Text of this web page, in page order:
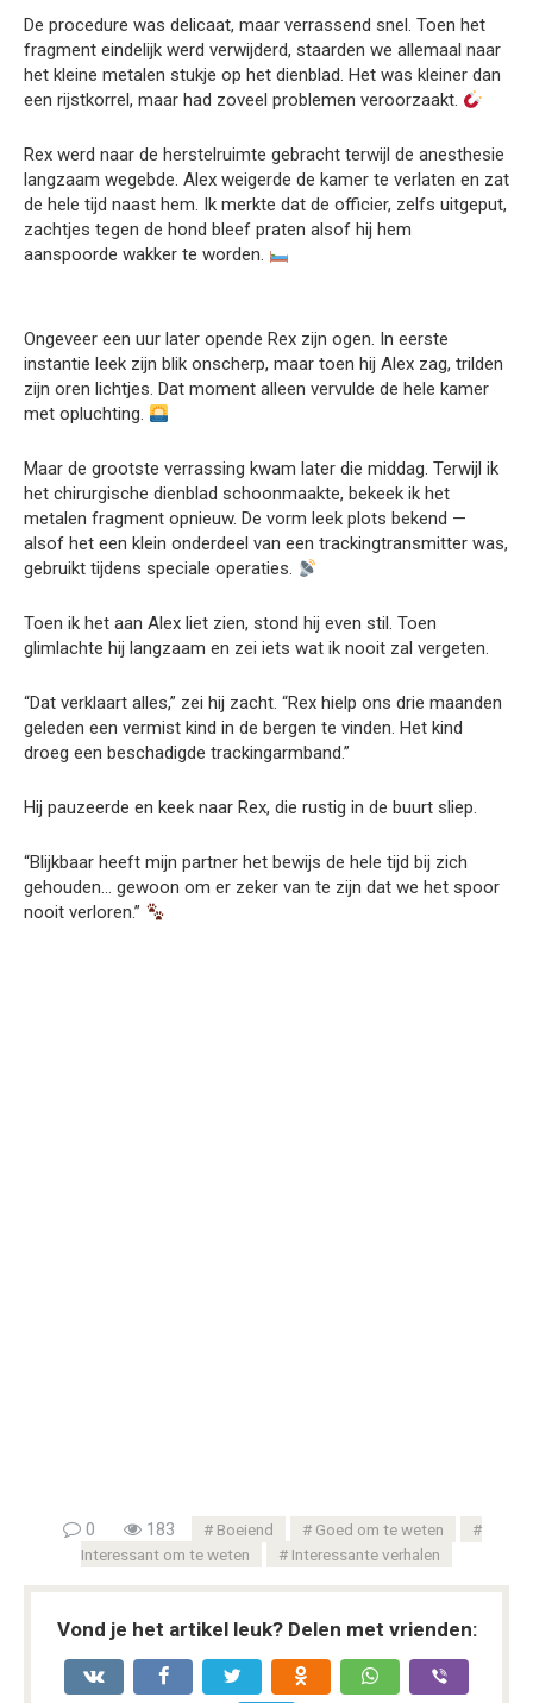
De procedure was delicaat, maar verrassend snel. Toen het
fragment eindelijk werd verwijderd, staarden we allemaal naar
het kleine metalen stukje op het dienblad. Het was kleiner dan
een rijstkorrel, maar had zoveel problemen veroorzaakt.
Rex werd naar de herstelruimte gebracht terwijl de anesthesie
langzaam wegebde. Alex weigerde de kamer te verlaten en zat
de hele tijd naast hem. Ik merkte dat de officier, zelfs uitgeput,
zachtjes tegen de hond bleef praten alsof hij hem
aanspoorde wakker te worden.
Ongeveer een uur later opende Rex zijn ogen. In eerste
instantie leek zijn blik onscherp, maar toen hij Alex zag, trilden
zijn oren lichtjes. Dat moment alleen vervulde de hele kamer
met opluchting.
Maar de grootste verrassing kwam later die middag. Terwijl ik
het chirurgische dienblad schoonmaakte, bekeek ik het
metalen fragment opnieuw. De vorm leek plots bekend —
alsof het een klein onderdeel van een trackingtransmitter was,
gebruikt tijdens speciale operaties.
Toen ik het aan Alex liet zien, stond hij even stil. Toen
glimlachte hij langzaam en zei iets wat ik nooit zal vergeten.
“Dat verklaart alles,” zei hij zacht. “Rex hielp ons drie maanden
geleden een vermist kind in de bergen te vinden. Het kind
droeg een beschadigde trackingarmband.”
Hij pauzeerde en keek naar Rex, die rustig in de buurt sliep.
“Blijkbaar heeft mijn partner het bewijs de hele tijd bij zich
gehouden… gewoon om er zeker van te zijn dat we het spoor
nooit verloren.”
0 183 Boeiend
Goed om te weten
Interessant om te weten
Interessante verhalen
Vond je het artikel leuk? Delen met vrienden: